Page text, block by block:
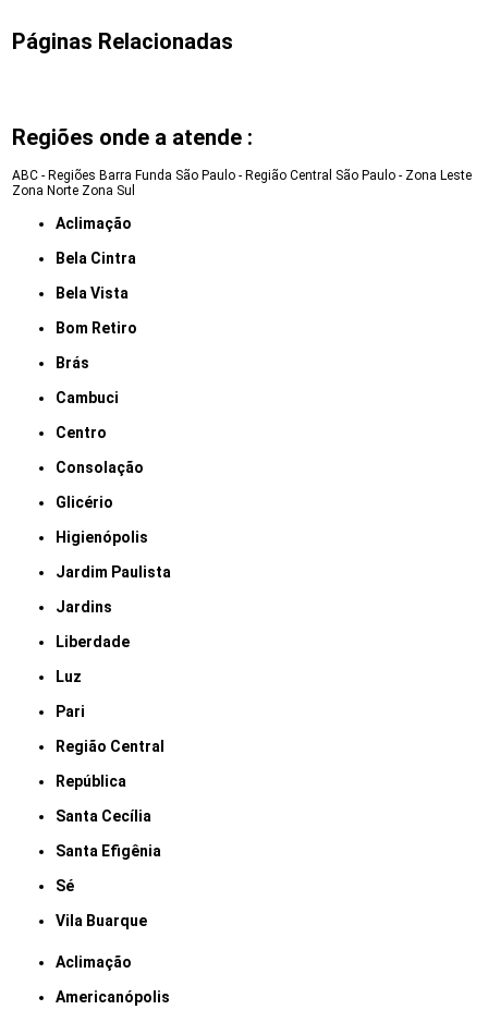
Páginas Relacionadas
Regiões onde a atende :
ABC - Regiões Barra Funda São Paulo - Região Central São Paulo - Zona Leste
Zona Norte Zona Sul
Aclimação
Bela Cintra
Bela Vista
Bom Retiro
Brás
Cambuci
Centro
Consolação
Glicério
Higienópolis
Jardim Paulista
Jardins
Liberdade
Luz
Pari
Região Central
República
Santa Cecília
Santa Efigênia
Sé
Vila Buarque
Aclimação
Americanópolis